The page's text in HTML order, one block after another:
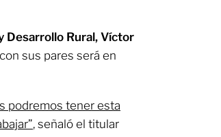
Desarrollo Rural, Víctor
sus pares será en
podremos tener esta
, señaló el titular